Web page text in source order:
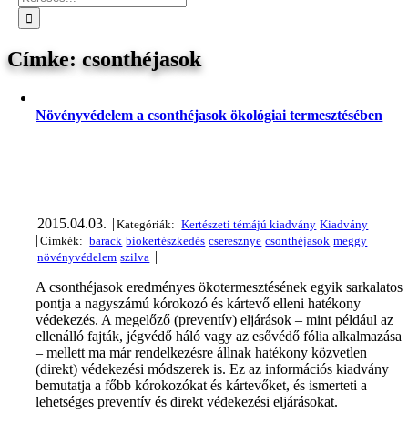
csonthéjasok
Növényvédelem a csonthéjasok ökológiai termesztésében
2015.04.03. |
|
|
A csonthéjasok eredményes ökotermesztésének egyik sarkalatos
pontja a nagyszámú kórokozó és kártevő elleni hatékony
védekezés. A megelőző (preventív) eljárások – mint például az
ellenálló fajták, jégvédő háló vagy az esővédő fólia alkalmazása
– mellett ma már rendelkezésre állnak hatékony közvetlen
(direkt) védekezési módszerek is. Ez az információs kiadvány
bemutatja a főbb kórokozókat és kártevőket, és ismerteti a
lehetséges preventív és direkt védekezési eljárásokat.